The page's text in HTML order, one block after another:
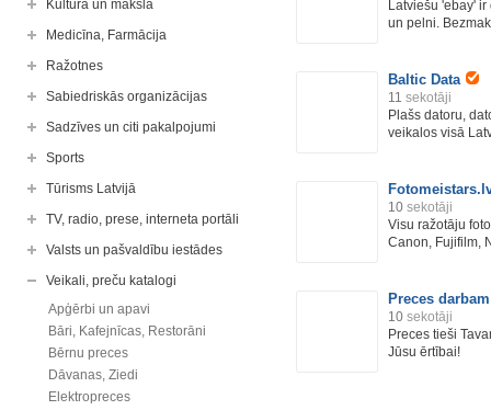
Kultūra un māksla
Medicīna, Farmācija
Ražotnes
Sabiedriskās organizācijas
Sadzīves un citi pakalpojumi
Sports
Tūrisms Latvijā
TV, radio, prese, interneta portāli
Valsts un pašvaldību iestādes
Veikali, preču katalogi
Apģērbi un apavi
Bāri, Kafejnīcas, Restorāni
Bērnu preces
Dāvanas, Ziedi
Elektropreces
Latviešu 'ebay'
un pelni.
Baltic Data
11 sekotāji
Plašs datoru,
veikalos visā
10 sekotāji
Visu ražotāju
Canon, Fujifilm,
Preces darbam
10 sekotāji
Preces tieši
Jūsu ērtībai!